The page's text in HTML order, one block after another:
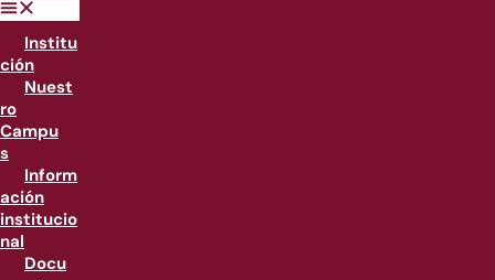
Institu
ción
Nuest
ro
Campu
s
Inform
ación
institucio
nal
Docu